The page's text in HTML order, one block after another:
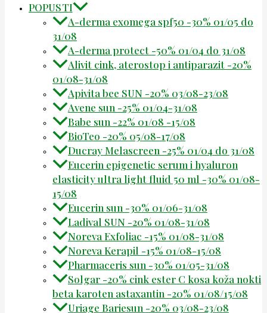
POPUSTI
A-derma exomega spf50 -30% 01/05 do
31/08
A-derma protect -50% 01/04 do 31/08
Alivit cink, aterostop i antiparazit -20%
01/08-31/08
Apivita bee SUN -20% 03/08-23/08
Avene sun -25% 01/04-31/08
Babe sun -22% 01/08 -15/08
BioTeo -20% 05/08-17/08
Ducray Melascreen -25% 01/04 do 31/08
Eucerin epigenetic serum i hyaluron
elasticity ultra light fluid 50 ml -30% 01/08-
15/08
Eucerin sun -30% 01/06-31/08
Ladival SUN -20% 01/08-31/08
Noreva Exfoliac -15% 01/08-31/08
Noreva Kerapil -15% 01/08-15/08
Pharmaceris sun -30% 01/05-31/08
Solgar -20% cink ester C kosa koža nokti
beta karoten astaxantin -20% 01/08/15/08
Uriage Bariesun -20% 03/08-23/08